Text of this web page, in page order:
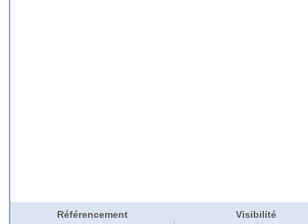
Référencement Visibilité